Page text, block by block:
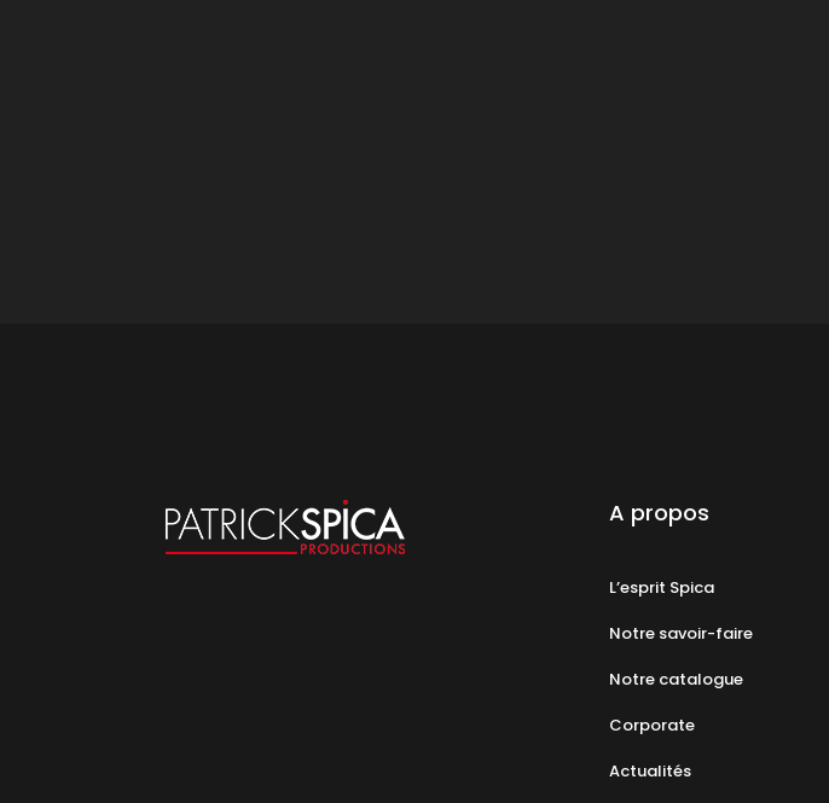
A propos
L’esprit Spica
Notre savoir-faire
Notre catalogue
Corporate
Actualités